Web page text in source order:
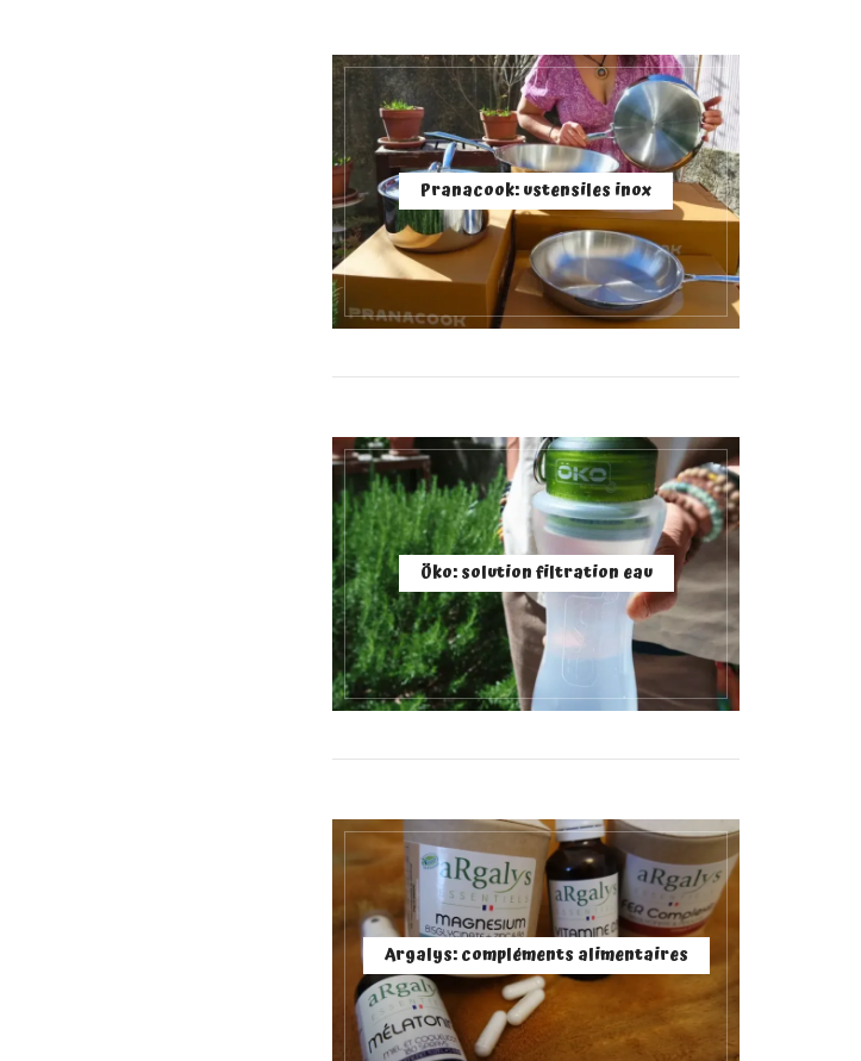
Pranacook: ustensiles inox
Öko: solution filtration eau
Argalys: compléments alimentaires